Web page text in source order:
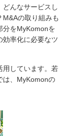
んなサービスし
の取り組みも
分をMyKomonを
効率化に必要なツ
用しています。若
は、MyKomonの